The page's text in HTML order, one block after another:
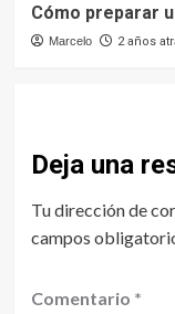
Cómo preparar
Marcelo 2 años
Deja una
Tu dirección de
campos
Comentario *